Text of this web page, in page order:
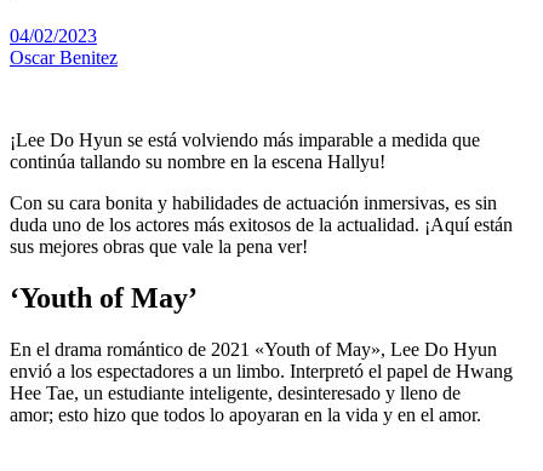
04/02/2023
Oscar Benitez
¡Lee Do Hyun se está volviendo más imparable a medida que
continúa tallando su nombre en la escena Hallyu!
Con su cara bonita y habilidades de actuación inmersivas, es sin
duda uno de los actores más exitosos de la actualidad. ¡Aquí están
sus mejores obras que vale la pena ver!
‘Youth of May’
En el drama romántico de 2021 «Youth of May», Lee Do Hyun
envió a los espectadores a un limbo. Interpretó el papel de Hwang
Hee Tae, un estudiante inteligente, desinteresado y lleno de
amor; esto hizo que todos lo apoyaran en la vida y en el amor.